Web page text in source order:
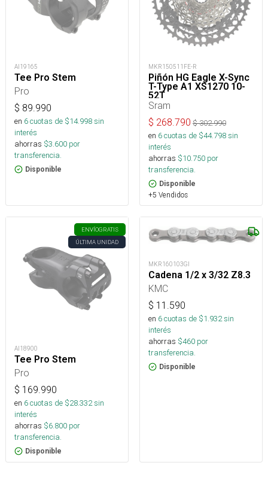
AI19165
Tee Pro Stem
Pro
$ 89.990
en 6cuotas de $14.998sin
interés
ahorras $3.600 por
transferencia.
Disponible
MKR150511FE-R
Piñón HG Eagle X-Sync
T-Type A1 XS1270 10-
52T
Sram
$ 268.790 $302.990
en 6cuotas de $44.798sin
interés
ahorras $10.750 por
transferencia.
Disponible
+5 Vendidos
ENVÍOGRATIS
ÚLTIMA UNIDAD
AI18900
Tee Pro Stem
Pro
$ 169.990
en 6cuotas de $28.332sin
interés
ahorras $6.800 por
transferencia.
Disponible
MKR160103GI
Cadena 1/2 x 3/32 Z8.3
KMC
$ 11.590
en 6cuotas de $1.932sin
interés
ahorras $460 por
transferencia.
Disponible